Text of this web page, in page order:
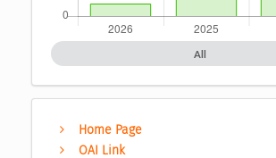
All
Home Page
OAI Link